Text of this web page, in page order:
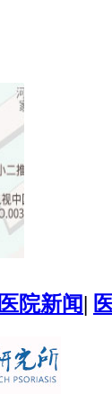
医院新闻|